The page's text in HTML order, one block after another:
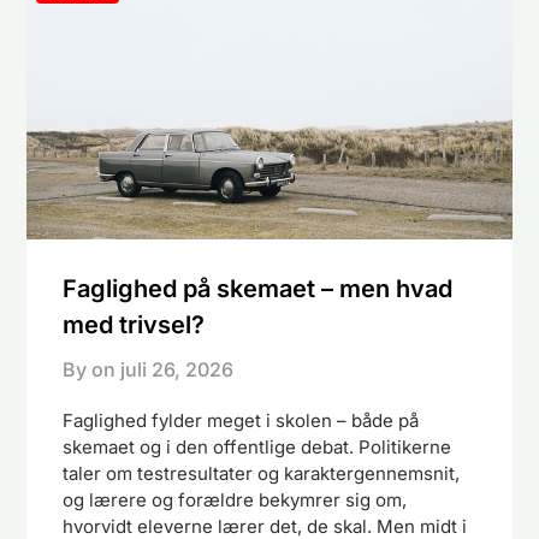
Faglighed på skemaet – men hvad
med trivsel?
By on juli 26, 2026
Faglighed fylder meget i skolen – både på
skemaet og i den offentlige debat. Politikerne
taler om testresultater og karaktergennemsnit,
og lærere og forældre bekymrer sig om,
hvorvidt eleverne lærer det, de skal. Men midt i